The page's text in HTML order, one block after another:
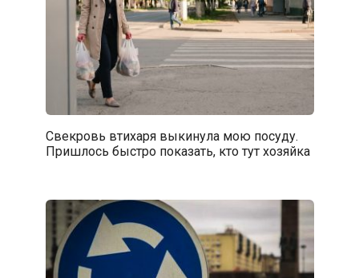
Свекровь втихаря выкинула мою посуду.
Пришлось быстро показать, кто тут хозяйка